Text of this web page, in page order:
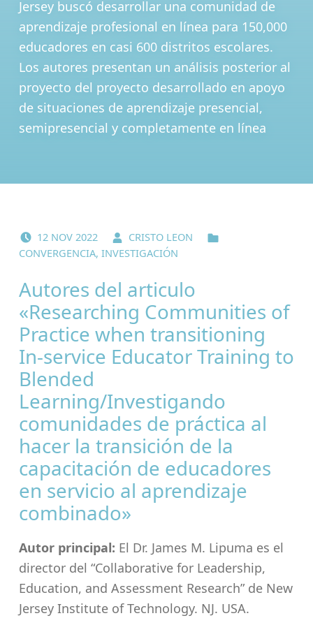
Jersey buscó desarrollar una comunidad de
aprendizaje profesional en línea para 150,000
educadores en casi 600 distritos escolares.
Los autores presentan un análisis posterior al
proyecto del proyecto desarrollado en apoyo
de situaciones de aprendizaje presencial,
semipresencial y completamente en línea
12 NOV 2022 CRISTO LEON
CONVERGENCIA, INVESTIGACIÓN
Autores del articulo
«Researching Communities of
Practice when transitioning
In-service Educator Training to
Blended
Learning/Investigando
comunidades de práctica al
hacer la transición de la
capacitación de educadores
en servicio al aprendizaje
combinado»
Autor principal: El Dr. James M. Lipuma es el
director del “Collaborative for Leadership,
Education, and Assessment Research” de New
Jersey Institute of Technology. NJ. USA.